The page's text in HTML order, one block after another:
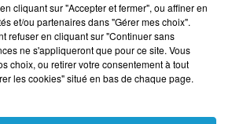
cliquant sur "Accepter et fermer", ou affiner en
et/ou partenaires dans "Gérer mes choix".
refuser en cliquant sur "Continuer sans
ne s'appliqueront que pour ce site. Vous
choix, ou retirer votre consentement à tout
les cookies" situé en bas de chaque page.